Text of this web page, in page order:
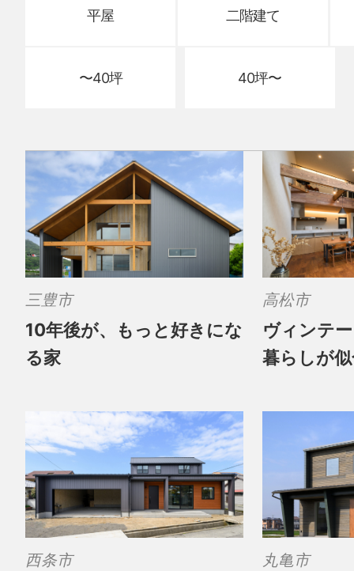
平屋 二階建て
〜40坪 40坪〜
三豊市
10年後が、もっと好きにな
る家
高松市
ヴィンテ
暮らしが
西条市 丸亀市